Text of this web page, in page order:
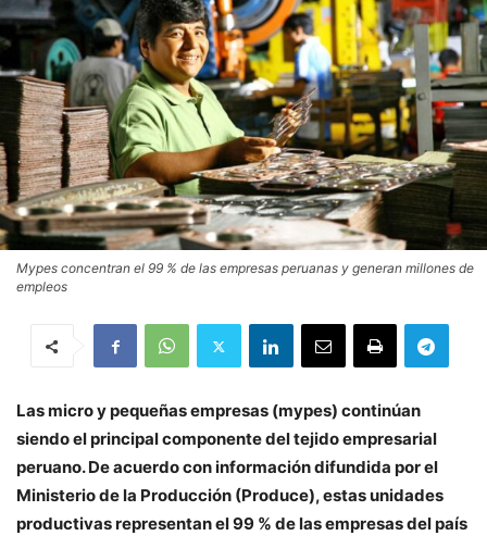
Mypes concentran el 99 % de las empresas peruanas y generan millones de
empleos
Las micro y pequeñas empresas (mypes) continúan
siendo el principal componente del tejido empresarial
peruano. De acuerdo con información difundida por el
Ministerio de la Producción (Produce), estas unidades
productivas representan el 99 % de las empresas del país